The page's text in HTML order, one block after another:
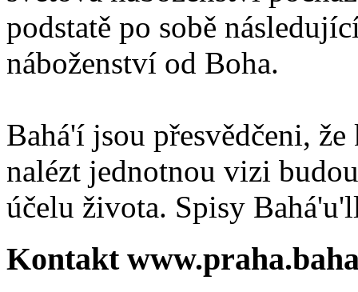
podstatě po sobě
náboženství od Boha.
Bahá'í jsou přesvědčeni,
nalézt jednotnou vizi
účelu života. Spisy
Kontakt